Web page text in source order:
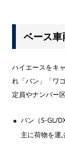
ベース
ハイエースをキ
れ「バン」「ワ
定員やナンバー
バン（S-GL/DX
主に荷物を運